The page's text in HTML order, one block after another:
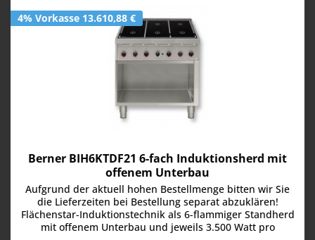
4% Vorkasse 13.610,88 €
Berner BIH6KTDF21 6-fach Induktionsherd mit
offenem Unterbau
Aufgrund der aktuell hohen Bestellmenge bitten wir Sie
die Lieferzeiten bei Bestellung separat abzuklären!
Flächenstar-Induktionstechnik als 6-flammiger Standherd
mit offenem Unterbau und jeweils 3.500 Watt pro